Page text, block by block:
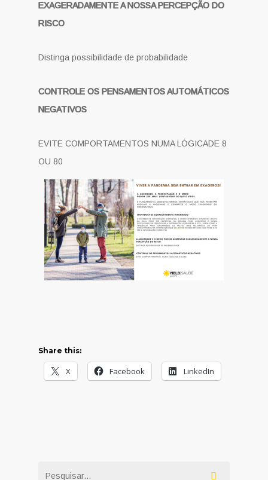
EXAGERADAMENTE A NOSSA PERCEPÇÃO DO
RISCO
Distinga possibilidade de probabilidade
CONTROLE OS PENSAMENTOS AUTOMÁTICOS
NEGATIVOS
EVITE COMPORTAMENTOS NUMA LÓGICADE 8
OU 80
Share this:
X Facebook LinkedIn